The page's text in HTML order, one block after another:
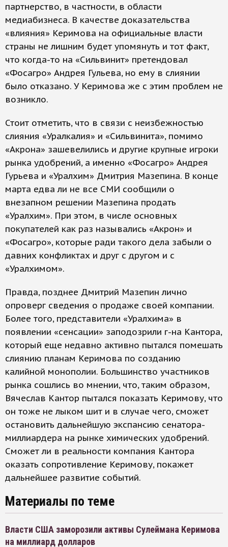
партнерство, в частности, в области
медиабизнеса. В качестве доказательства
«влияния» Керимова на официальные власти
страны не лишним будет упомянуть и тот факт,
что когда-то на «Сильвинит» претендовал
«Фосагро» Андрея Гульева, но ему в слиянии
было отказано. У Керимова же с этим проблем не
возникло.
Стоит отметить, что в связи с неизбежностью
слияния «Уралкалия» и «Сильвинита», помимо
«Акрона» зашевелились и другие крупные игроки
рынка удобрений, а именно «Фосагро» Андрея
Гурьева и «Уралхим» Дмитрия Мазепина. В конце
марта едва ли не все СМИ сообщили о
внезапном решении Мазепина продать
«Уралхим». При этом, в числе основных
покупателей как раз назывались «Акрон» и
«Фосагро», которые ради такого дела забыли о
давних конфликтах и друг с другом и с
«Уралхимом».
Правда, позднее Дмитрий Мазепин лично
опроверг сведения о продаже своей компании.
Более того, представители «Уралхима» в
появлении «сенсации» заподозрили г-на Кантора,
который еще недавно активно пытался помешать
слиянию планам Керимова по созданию
калийной монополии. Большинство участников
рынка сошлись во мнении, что, таким образом,
Вячеслав Кантор пытался показать Керимову, что
он тоже не лыком шит и в случае чего, сможет
остановить дальнейшую экспансию сенатора-
миллиардера на рынке химических удобрений.
Сможет ли в реальности компания Кантора
оказать сопротивление Керимову, покажет
дальнейшее развитие событий.
Материалы по теме
Власти США заморозили активы Сулеймана Керимова
на миллиард долларов